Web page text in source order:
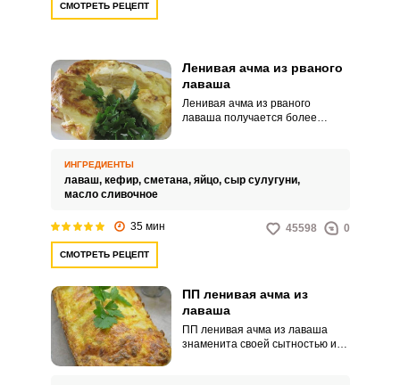
СМОТРЕТЬ РЕЦЕПТ
Ленивая ачма из рваного
лаваша
Ленивая ачма из рваного
лаваша получается более
вашего завтрака или перекуса.
ИНГРЕДИЕНТЫ
лаваш, кефир, сметана, яйцо, сыр сулугуни,
масло сливочное
35 мин 45598 0
СМОТРЕТЬ РЕЦЕПТ
ПП ленивая ачма из
лаваша
ПП ленивая ачма из лаваша
знаменита своей сытностью и